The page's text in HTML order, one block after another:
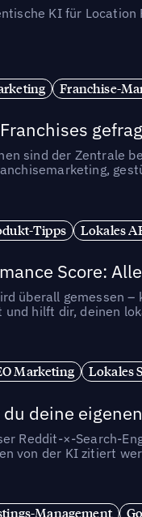
KI für
Franchise-
sind der Zentrale
Tipps Lokales
Score:
überall gemessen
hilft dir, deinen
Marketing Lokales
deine
Reddit-×-Search-
von der KI zitiert
Management